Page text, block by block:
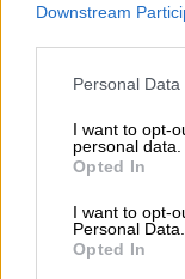
Downstream
Personal
I want to opt-
personal data.
Opted In
I want to opt-
Personal Data.
Opted In
El Ejecutivo
desconvocar